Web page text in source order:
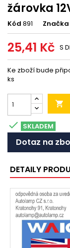
žárovka
Kód 891 Značka
25,41 Kč S
Ke zboží bude
ks

 SKLADEM
Dotaz na
DETAILY